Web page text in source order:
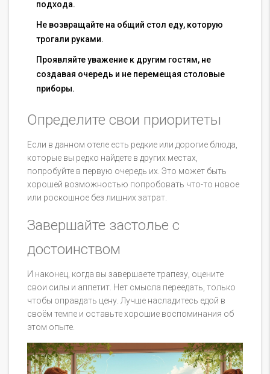
подхода.
Не возвращайте на общий стол еду, которую
трогали руками.
Проявляйте уважение к другим гостям, не
создавая очередь и не перемещая столовые
приборы.
Определите свои приоритеты
Если в данном отеле есть редкие или дорогие блюда,
которые вы редко найдете в других местах,
попробуйте в первую очередь их. Это может быть
хорошей возможностью попробовать что-то новое
или роскошное без лишних затрат.
Завершайте застолье с
достоинством
И наконец, когда вы завершаете трапезу, оцените
свои силы и аппетит. Нет смысла переедать, только
чтобы оправдать цену. Лучше насладитесь едой в
своём темпе и оставьте хорошие воспоминания об
этом опыте.